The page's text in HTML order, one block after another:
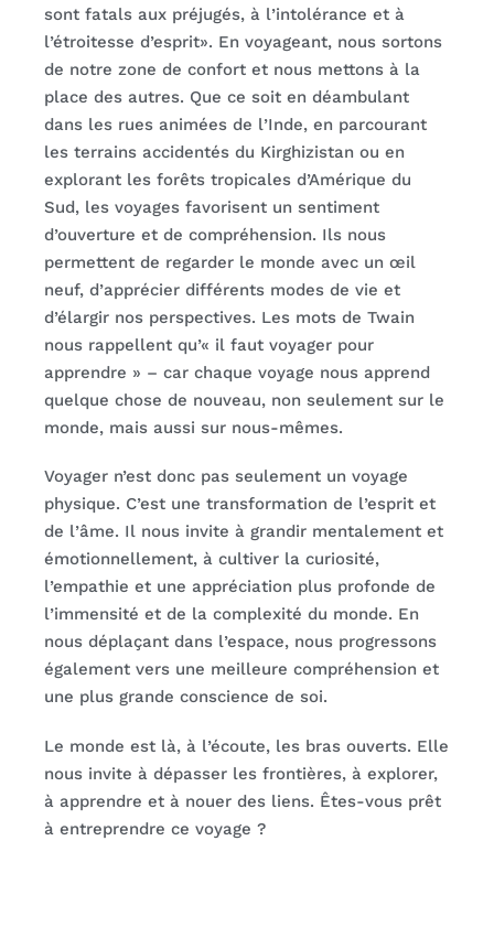
sont fatals aux préjugés, à l’intolérance et à
l’étroitesse d’esprit». En voyageant, nous sortons
de notre zone de confort et nous mettons à la
place des autres. Que ce soit en déambulant
dans les rues animées de l’Inde, en parcourant
les terrains accidentés du Kirghizistan ou en
explorant les forêts tropicales d’Amérique du
Sud, les voyages favorisent un sentiment
d’ouverture et de compréhension. Ils nous
permettent de regarder le monde avec un œil
neuf, d’apprécier différents modes de vie et
d’élargir nos perspectives. Les mots de Twain
nous rappellent qu’« il faut voyager pour
apprendre » – car chaque voyage nous apprend
quelque chose de nouveau, non seulement sur le
monde, mais aussi sur nous-mêmes.
Voyager n’est donc pas seulement un voyage
physique. C’est une transformation de l’esprit et
de l’âme. Il nous invite à grandir mentalement et
émotionnellement, à cultiver la curiosité,
l’empathie et une appréciation plus profonde de
l’immensité et de la complexité du monde. En
nous déplaçant dans l’espace, nous progressons
également vers une meilleure compréhension et
une plus grande conscience de soi.
Le monde est là, à l’écoute, les bras ouverts. Elle
nous invite à dépasser les frontières, à explorer,
à apprendre et à nouer des liens. Êtes-vous prêt
à entreprendre ce voyage ?